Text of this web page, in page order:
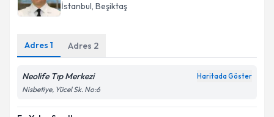
İstanbul, Beşiktaş
Adres 1 Adres 2
Neolife Tıp Merkezi Haritada Göster
Nisbetiye, Yücel Sk. No:6